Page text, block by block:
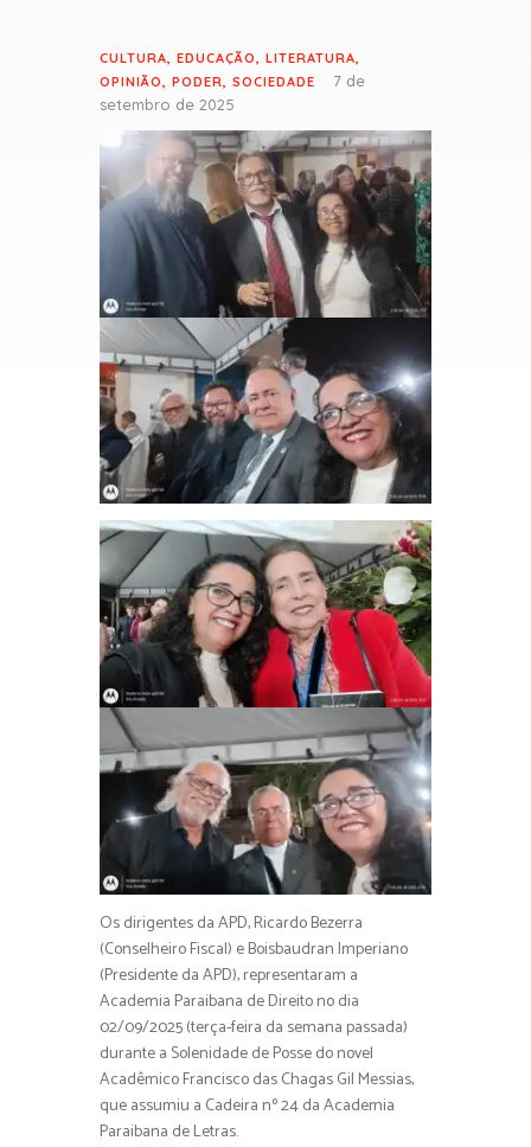
CULTURA, EDUCAÇÃO, LITERATURA,
OPINIÃO, PODER, SOCIEDADE
7 de
setembro de 2025
Os dirigentes da APD, Ricardo Bezerra
(Conselheiro Fiscal) e Boisbaudran Imperiano
(Presidente da APD), representaram a
Academia Paraibana de Direito no dia
02/09/2025 (terça-feira da semana passada)
durante a Solenidade de Posse do novel
Acadêmico Francisco das Chagas Gil Messias,
que assumiu a Cadeira nº 24 da Academia
Paraibana de Letras.